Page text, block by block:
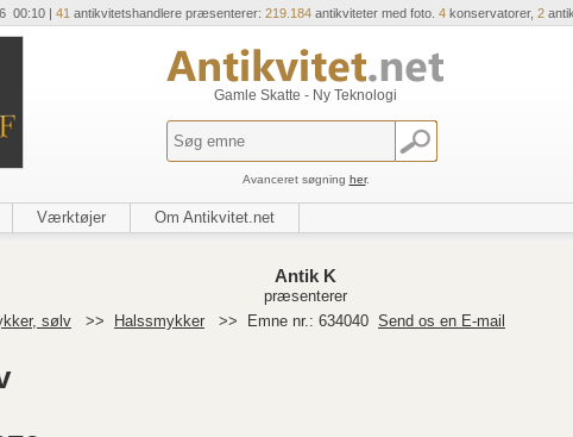
00:10 | 41 antikvitetshandlere præsenterer: 219.184antikviteter med foto. 4konservatorer, 2
Gamle Skatte - Ny Teknologi
Avanceret søgning her.
Værktøjer Om Antikvitet.net
Antik K
præsenterer
sølv >> Halssmykker >> Emne nr.: 634040 Send os en E-mail